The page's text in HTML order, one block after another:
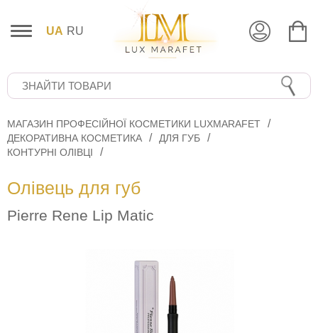
UA RU
МАГАЗИН ПРОФЕСІЙНОЇ КОСМЕТИКИ LUXMARAFET
ДЕКОРАТИВНА КОСМЕТИКА
ДЛЯ ГУБ
КОНТУРНІ ОЛІВЦІ
Олівець для губ
Pierre Rene Lip Matic